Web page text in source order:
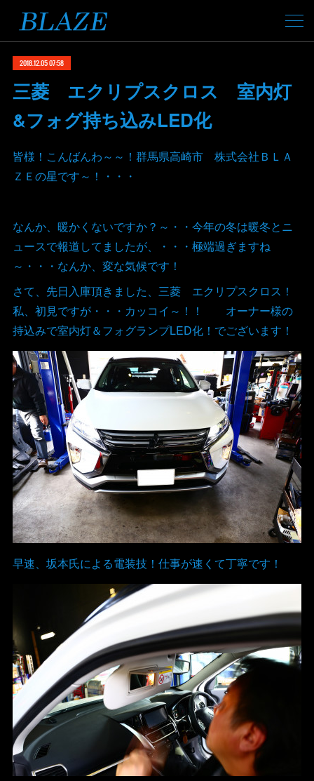
2018.12.05 07:58
三菱 エクリプスクロス 室内灯
&フォグ持ち込みLED化
皆様！こんばんわ～～！群馬県高崎市 株式会社ＢＬＡ
ＺＥの星です～！・・・
なんか、暖かくないですか？～・・今年の冬は暖冬とニ
ュースで報道してましたが、・・・極端過ぎますね
～・・・なんか、変な気候です！
さて、先日入庫頂きました、三菱 エクリプスクロス！
私、初見ですが・・・カッコイ～！！ オーナー様の
持込みで室内灯＆フォグランプLED化！でございます！
早速、坂本氏による電装技！仕事が速くて丁寧です！